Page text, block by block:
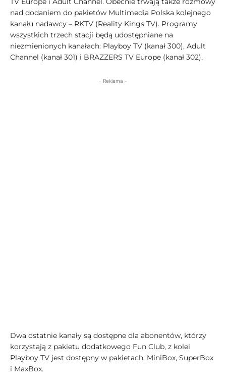
nad dodaniem do pakietów Multimedia Polska kolejnego
kanału nadawcy – RKTV (Reality Kings TV). Programy
wszystkich trzech stacji będą udostępniane na
niezmienionych kanałach: Playboy TV (kanał 300), Adult
Channel (kanał 301) i BRAZZERS TV Europe (kanał 302).
- Reklama -
Dwa ostatnie kanały są dostępne dla abonentów, którzy
korzystają z pakietu dodatkowego Fun Club, z kolei
Playboy TV jest dostępny w pakietach: MiniBox, SuperBox
i MaxBox.